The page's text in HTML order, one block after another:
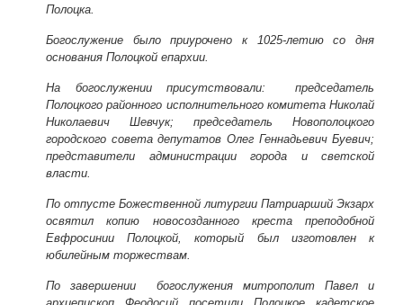
Полоцка.
Богослужение было приурочено к 1025-летию со дня
основания Полоцкой епархии.
На богослужении присутствовали: председатель
Полоцкого районного исполнительного комитета Николай
Николаевич Шевчук; председатель Новополоцкого
городского совета депутатов Олег Геннадьевич Буевич;
представители администрации города и светской
власти.
По отпусте Божественной литургии Патриарший Экзарх
освятил копию новосозданного креста преподобной
Евфросинии Полоцкой, который был изготовлен к
юбилейным торжествам.
По завершении богослужения митрополит Павел и